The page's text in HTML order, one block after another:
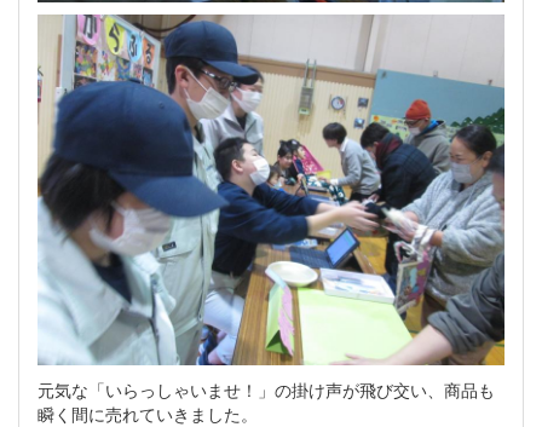
元気な「いらっしゃいませ！」の掛け声が飛び交い、商品も
瞬く間に売れていきました。